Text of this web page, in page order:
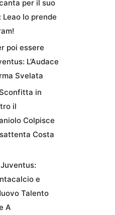
per il suo
lo prende
poi essere
L’Audace
Svelata
in
il
Colpisce
Costa
e
Talento
A